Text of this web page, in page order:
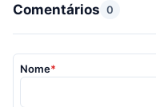
Comentários 0
Nome*